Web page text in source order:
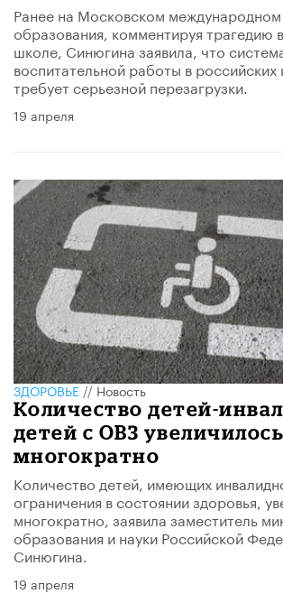
Ранее на Московском
образования, комментируя трагедию
школе, Синюгина заявила, что
воспитательной работы в
требует серьезной перезагрузки.
19 апреля
ЗДОРОВЬЕ//Новость
Количество детей-
детей с ОВЗ увеличилось
многократно
​Количество детей, имеющих
ограничения в состоянии здоровья,
многократно, заявила заместитель
образования и науки Российской
Синюгина.
19 апреля